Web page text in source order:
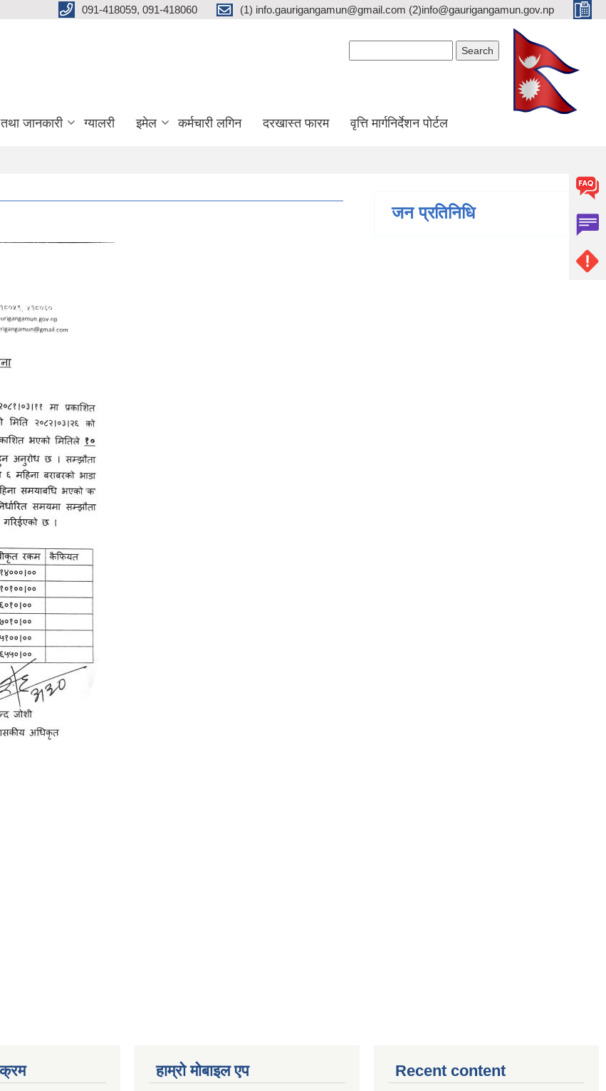
091-418059, 091-418060 (1) info.gaurigangamun@gmail.com (2)info@gaurigangamun.gov.np
जानकारी ग्यालरी इमेल कर्मचारी लगिन दरखास्त फारम वृत्ति मार्गनिर्देशन पोर्टल
जन प्रतिनिधि
हाम्रो माेबाइल एप Recent content